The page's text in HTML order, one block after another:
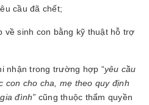
cầu đã chết;
về sinh con bằng kỹ thuật hỗ trợ
nhận trong trường hợp “yêu cầu
con cho cha, mẹ theo quy định
đình” cũng thuộc thẩm quyền